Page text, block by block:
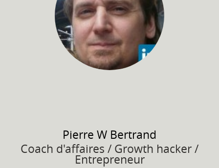
Pierre W Bertrand
Coach d'affaires / Growth hacker /
Entrepreneur